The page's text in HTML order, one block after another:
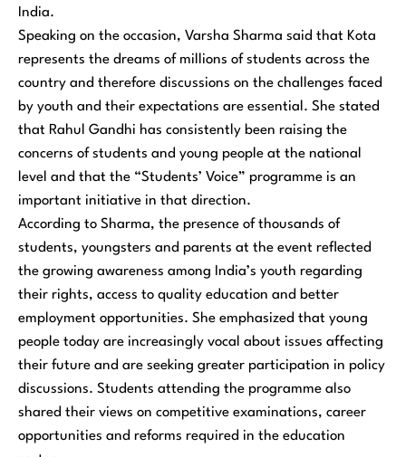
India.
Speaking on the occasion, Varsha Sharma said that Kota
represents the dreams of millions of students across the
country and therefore discussions on the challenges faced
by youth and their expectations are essential. She stated
that Rahul Gandhi has consistently been raising the
concerns of students and young people at the national
level and that the “Students’ Voice” programme is an
important initiative in that direction.
According to Sharma, the presence of thousands of
students, youngsters and parents at the event reflected
the growing awareness among India’s youth regarding
their rights, access to quality education and better
employment opportunities. She emphasized that young
people today are increasingly vocal about issues affecting
their future and are seeking greater participation in policy
discussions. Students attending the programme also
shared their views on competitive examinations, career
opportunities and reforms required in the education